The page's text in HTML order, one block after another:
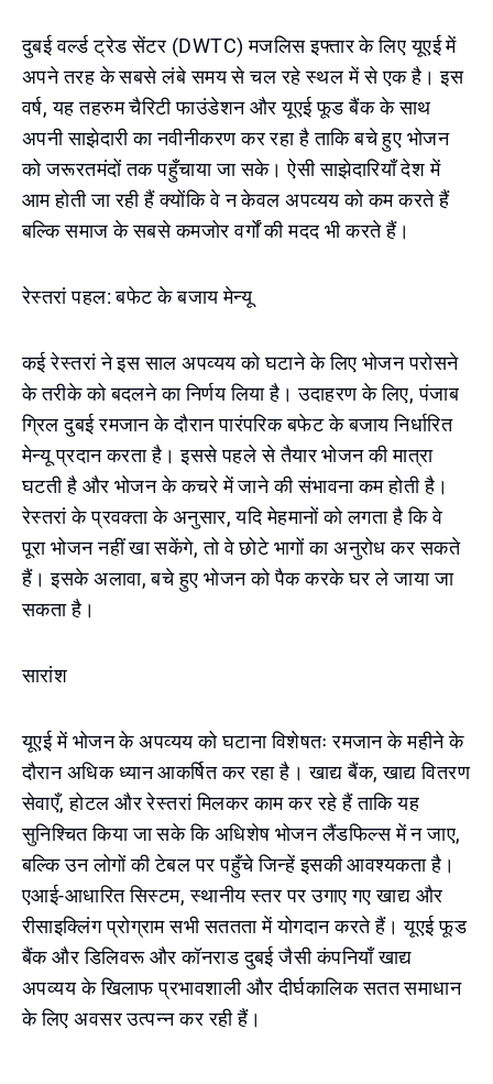
दुबई वर्ल्ड ट्रेड सेंटर (DWTC) मजलिस इफ्तार के लिए यूएई में
अपने तरह के सबसे लंबे समय से चल रहे स्थल में से एक है। इस
वर्ष, यह तहरुम चैरिटी फाउंडेशन और यूएई फूड बैंक के साथ
अपनी साझेदारी का नवीनीकरण कर रहा है ताकि बचे हुए भोजन
को जरूरतमंदों तक पहुँचाया जा सके। ऐसी साझेदारियाँ देश में
आम होती जा रही हैं क्योंकि वे न केवल अपव्यय को कम करते हैं
बल्कि समाज के सबसे कमजोर वर्गों की मदद भी करते हैं।
रेस्तरां पहल: बफेट के बजाय मेन्यू
कई रेस्तरां ने इस साल अपव्यय को घटाने के लिए भोजन परोसने
के तरीके को बदलने का निर्णय लिया है। उदाहरण के लिए, पंजाब
ग्रिल दुबई रमजान के दौरान पारंपरिक बफेट के बजाय निर्धारित
मेन्यू प्रदान करता है। इससे पहले से तैयार भोजन की मात्रा
घटती है और भोजन के कचरे में जाने की संभावना कम होती है।
रेस्तरां के प्रवक्ता के अनुसार, यदि मेहमानों को लगता है कि वे
पूरा भोजन नहीं खा सकेंगे, तो वे छोटे भागों का अनुरोध कर सकते
हैं। इसके अलावा, बचे हुए भोजन को पैक करके घर ले जाया जा
सकता है।
सारांश
यूएई में भोजन के अपव्यय को घटाना विशेषतः रमजान के महीने के
दौरान अधिक ध्यान आकर्षित कर रहा है। खाद्य बैंक, खाद्य वितरण
सेवाएँ, होटल और रेस्तरां मिलकर काम कर रहे हैं ताकि यह
सुनिश्चित किया जा सके कि अधिशेष भोजन लैंडफिल्स में न जाए,
बल्कि उन लोगों की टेबल पर पहुँचे जिन्हें इसकी आवश्यकता है।
एआई-आधारित सिस्टम, स्थानीय स्तर पर उगाए गए खाद्य और
रीसाइक्लिंग प्रोग्राम सभी सततता में योगदान करते हैं। यूएई फूड
बैंक और डिलिवरू और कॉनराड दुबई जैसी कंपनियाँ खाद्य
अपव्यय के खिलाफ प्रभावशाली और दीर्घकालिक सतत समाधान
के लिए अवसर उत्पन्न कर रही हैं।